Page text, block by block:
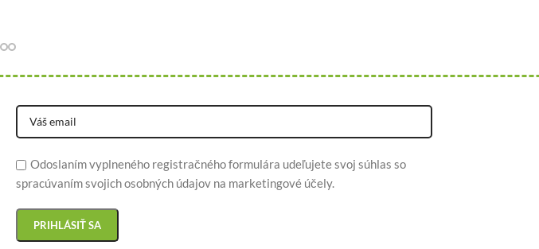
Odoslaním vyplneného registračného formulára udeľujete svoj súhlas so
spracúvaním svojich osobných údajov na marketingové účely.